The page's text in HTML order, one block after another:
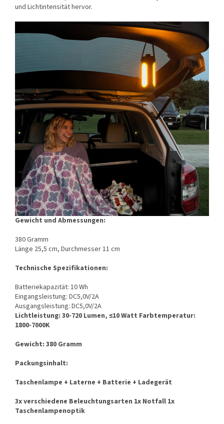
und Lichtintensität hervor.
Gewicht und Abmessungen:
380 Gramm
Länge 25,5 cm, Durchmesser 11 cm
Technische Spezifikationen:
Batteriekapazität: 10 Wh
Eingangsleistung: DC5,0V/2A
Ausgangsleistung: DC5,0V/2A
Lichtleistung: 30-720 Lumen, ≤10 Watt Farbtemperatur:
1800-7000K
Gewicht: 380 Gramm
Packungsinhalt:
Taschenlampe + Laterne + Batterie + Ladegerät
3x verschiedene Beleuchtungsarten 1x Notfall 1x
Taschenlampenoptik